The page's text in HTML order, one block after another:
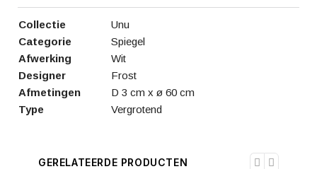
Collectie
Unu
Categorie
Spiegel
Afwerking
Wit
Designer
Frost
Afmetingen
D 3 cm x ø 60 cm
Type
Vergrotend
GERELATEERDE PRODUCTEN